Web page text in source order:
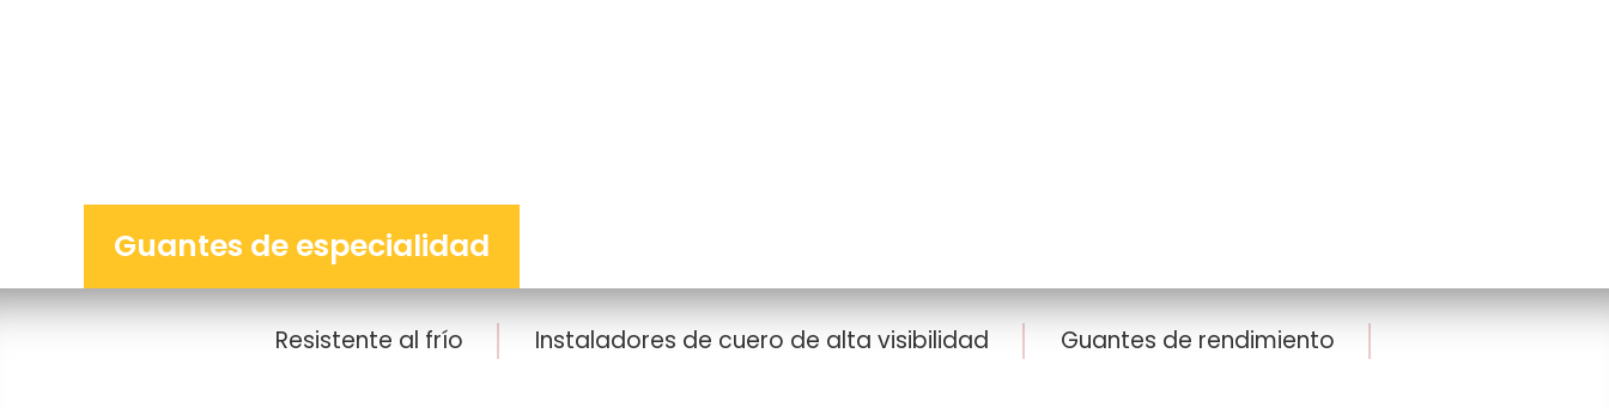
Guantes de especialidad
Resistente al frío Instaladores de cuero de alta visibilidad Guantes de rendimiento